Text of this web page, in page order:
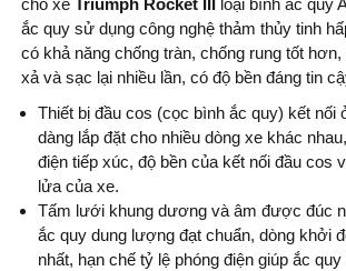
cho xe Triumph Rocket III
loại bình ắc quy
ắc quy sử dụng công nghệ thảm thủy tinh
có khả năng chống tràn, chống rung tốt
xả và sạc lại nhiều lần, có độ bền đáng tin
Thiết bị đầu cos (cọc bình ắc quy) kết nối
dàng lắp đặt cho nhiều dòng xe khác
điện tiếp xúc, độ bền của kết nối đầu cos
lửa của xe.
Tấm lưới khung dương và âm được đúc
ắc quy dung lượng đạt chuẩn, dòng khởi
nhất, hạn chế tỷ lệ phóng điện giúp ắc quy